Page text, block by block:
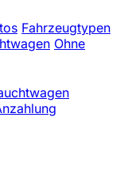
Fahrzeugtypen
Ohne